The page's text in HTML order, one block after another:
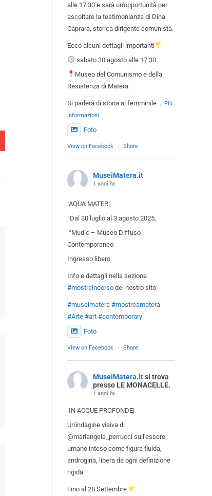
alle 17:30 e sarà un'opportunità per
ascoltare la testimonianza di Dina
Caprara, storica dirigente comunista.
Ecco alcuni dettagli importanti
sabato 30 agosto alle 17:30
Museo del Comunismo e della
Resistenza di Matera
Si parlerà di storia al femminile ... Più
informazioni
Foto
View on Facebook · Share
MuseiMatera.it
1 anni fa
|AQUA MATER|
°Dal 30 luglio al 3 agosto 2025,
°Mudic – Museo Diffuso
Contemporaneo
Ingresso libero
Info e dettagli nella sezione
#mostreincorso del nostro sito
#museimatera #mostreamatera
#Arte #art #contemporary
Foto
View on Facebook · Share
MuseiMatera.itsi trova
presso LE MONACELLE.
1 anni fa
|IN ACQUE PROFONDE|
Un'indagine visiva di
@mariangela_perrucci sull'essere
umano inteso come figura fluida,
androgina, libera da ogni definizione
rigida
Fino al 28 Settembre